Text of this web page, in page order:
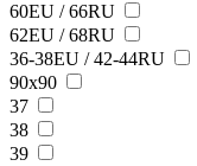
60EU / 66RU
62EU / 68RU
36-38EU / 42-44RU
90х90
37
38
39